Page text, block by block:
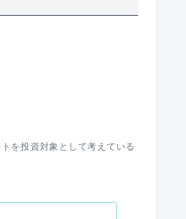
を投資対象として考えている